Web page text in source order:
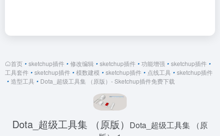
首页 • sketchup插件 • 修改编辑 • sketchup插件 • 功能增强 • sketchup插件 •
工具套件 • sketchup插件 • 模数建模 • sketchup插件 • 点线工具 • sketchup插件
• 造型工具 • Dota_超级工具集 （原版）- Sketchup插件免费下载
Dota_超级工具集 （原版）
Dota_超级工具集 （原